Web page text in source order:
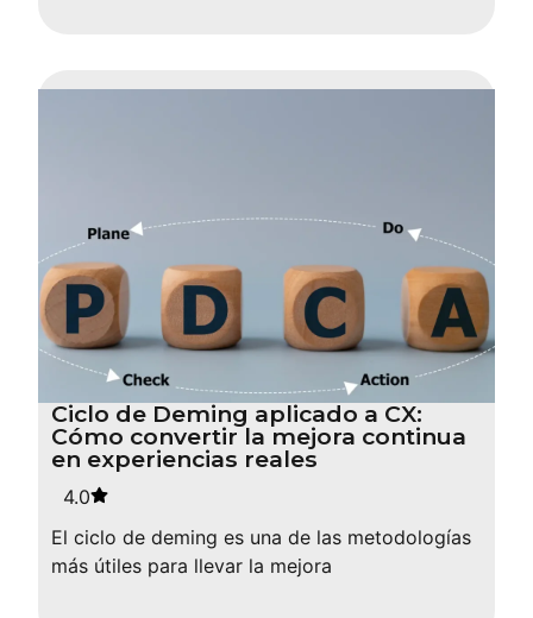
Ciclo de Deming aplicado a CX:
Cómo convertir la mejora continua
en experiencias reales
4.0
El ciclo de deming es una de las metodologías
más útiles para llevar la mejora